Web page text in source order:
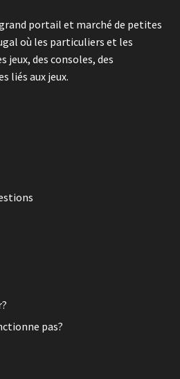
portail et marché de petites
où les particuliers et les
jeux, des consoles, des
liés aux jeux.
pas?